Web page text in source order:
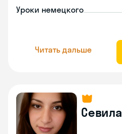
Уроки немецкого
Читать дальше
Севила